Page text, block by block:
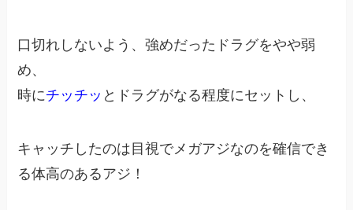
口切れしないよう、強めだったドラグをやや弱
め、
時にチッチッ とドラグがなる程度にセットし、
キャッチしたのは目視でメガアジなのを確信でき
る体高のあるアジ！